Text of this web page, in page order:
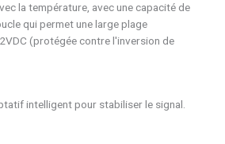
la température, avec une capacité de
qui permet une large plage
(protégée contre l'inversion de
intelligent pour stabiliser le signal.